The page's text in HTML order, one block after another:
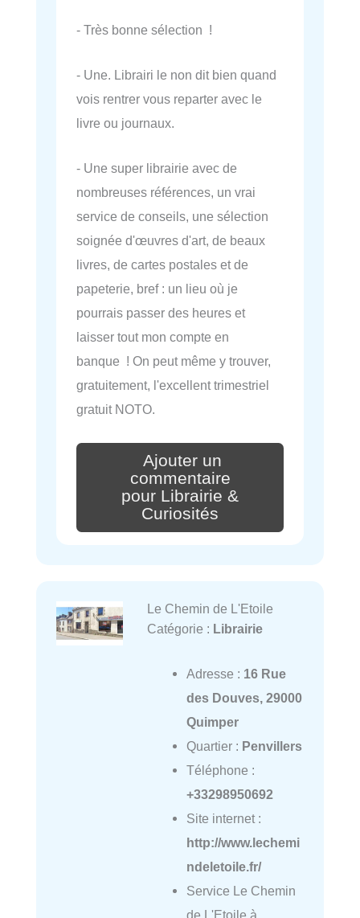
- Très bonne sélection !
- Une. Librairi le non dit bien quand
vois rentrer vous reparter avec le
livre ou journaux.
- Une super librairie avec de
nombreuses références, un vrai
service de conseils, une sélection
soignée d'œuvres d'art, de beaux
livres, de cartes postales et de
papeterie, bref : un lieu où je
pourrais passer des heures et
laisser tout mon compte en
banque ! On peut même y trouver,
gratuitement, l'excellent trimestriel
gratuit NOTO.
Ajouter un
commentaire
pour Librairie &
Curiosités
Le Chemin de L'Etoile
Catégorie : Librairie
Adresse : 16 Rue
des Douves, 29000
Quimper
Quartier : Penvillers
Téléphone :
+33298950692
Site internet :
http://www.lechemi
ndeletoile.fr/
Service Le Chemin
de L'Etoile à